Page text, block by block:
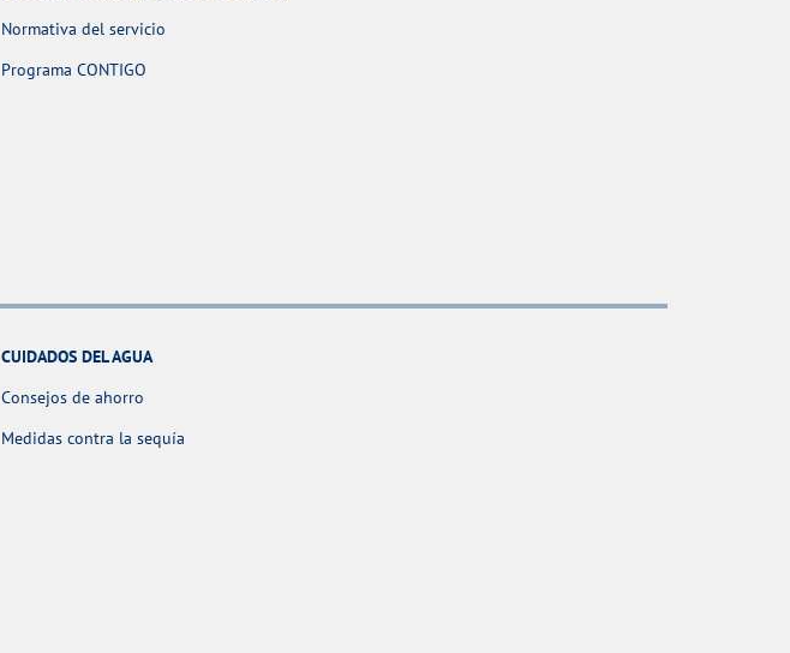
Normativa del servicio
Programa CONTIGO
CUIDADOS DEL AGUA
Consejos de ahorro
Medidas contra la sequía